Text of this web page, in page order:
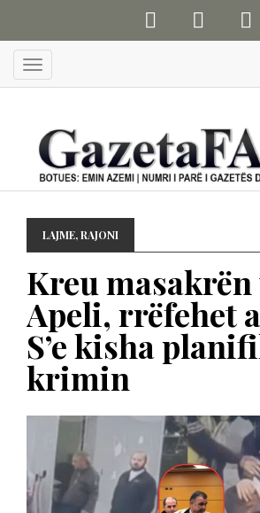
Menu
LAJME,RAJONI
Kreu
Apeli, rrëfehet
S’e kisha
krimin